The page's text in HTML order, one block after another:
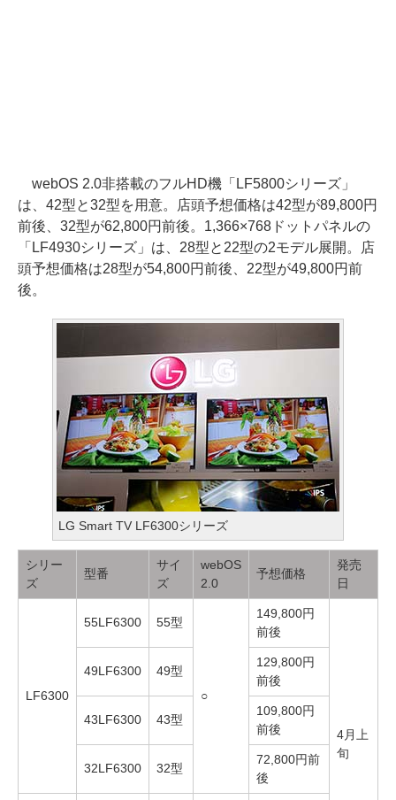
webOS 2.0非搭載のフルHD機「LF5800シリーズ」
は、42型と32型を用意。店頭予想価格は42型が89,800円
前後、32型が62,800円前後。1,366×768ドットパネルの
「LF4930シリーズ」は、28型と22型の2モデル展開。店
頭予想価格は28型が54,800円前後、22型が49,800円前
後。
LG Smart TV LF6300シリーズ
シリー
ズ
型番
サイ
ズ
webOS
2.0
予想価格
発売
日
LF6300
55LF6300 55型
○
149,800円
前後
4月上
旬
49LF6300 49型
129,800円
前後
43LF6300 43型
109,800円
前後
32LF6300 32型
72,800円前
後